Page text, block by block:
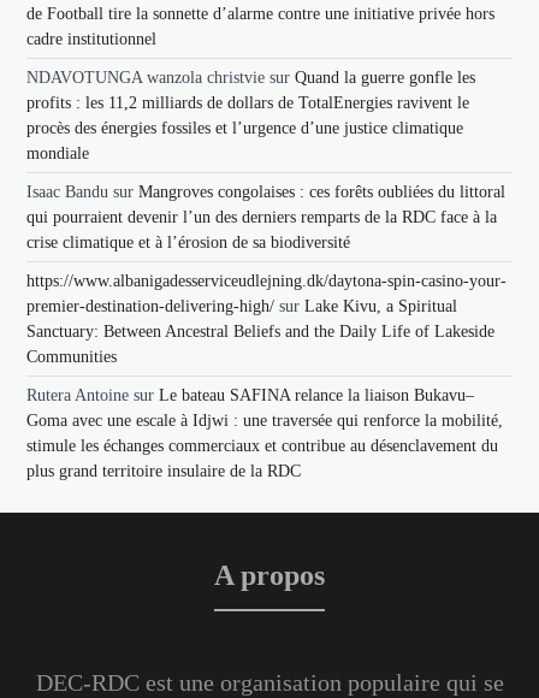
de Football tire la sonnette d’alarme contre une initiative privée hors
cadre institutionnel
NDAVOTUNGA wanzola christvie surQuand la guerre gonfle les
profits : les 11,2 milliards de dollars de TotalEnergies ravivent le
procès des énergies fossiles et l’urgence d’une justice climatique
mondiale
Isaac Bandu surMangroves congolaises : ces forêts oubliées du littoral
qui pourraient devenir l’un des derniers remparts de la RDC face à la
crise climatique et à l’érosion de sa biodiversité
https://www.albanigadesserviceudlejning.dk/daytona-spin-casino-your-
premier-destination-delivering-high/ surLake Kivu, a Spiritual
Sanctuary: Between Ancestral Beliefs and the Daily Life of Lakeside
Communities
Rutera Antoine surLe bateau SAFINA relance la liaison Bukavu–
Goma avec une escale à Idjwi : une traversée qui renforce la mobilité,
stimule les échanges commerciaux et contribue au désenclavement du
plus grand territoire insulaire de la RDC
A propos
DEC-RDC est une organisation populaire qui se